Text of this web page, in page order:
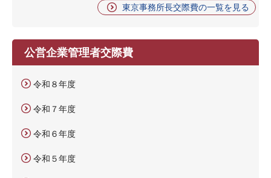
東京事務所長交際費の一覧を見る
公営企業管理者交際費
令和８年度
令和７年度
令和６年度
令和５年度